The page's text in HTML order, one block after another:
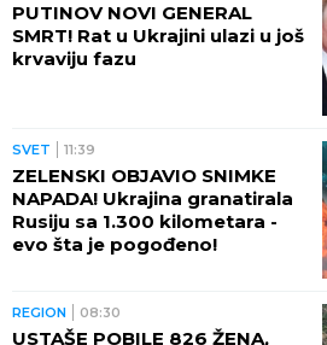
PUTINOV NOVI GENERAL
SMRT! Rat u Ukrajini ulazi u još
krvaviju fazu
SVET 11:39
ZELENSKI OBJAVIO SNIMKE
NAPADA! Ukrajina granatirala
Rusiju sa 1.300 kilometara -
evo šta je pogođeno!
REGION 08:30
USTAŠE POBILE 826 ŽENA,